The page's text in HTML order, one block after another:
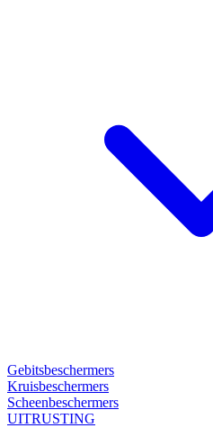
Gebitsbeschermers
Kruisbeschermers
Scheenbeschermers
UITRUSTING